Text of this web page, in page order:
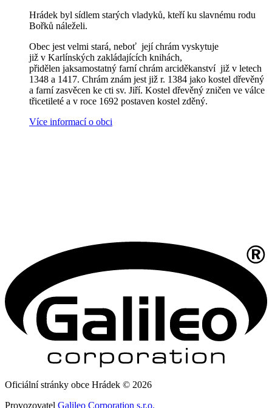
Hrádek byl sídlem starých vladyků, kteří ku slavnému rodu
Bořků náleželi.
Obec jest velmi stará, neboť její chrám vyskytuje
již v Karlínských zakládajících knihách,
přidělen jaksamostatný farní chrám arciděkanství již v letech
1348 a 1417. Chrám znám jest již r. 1384 jako kostel dřevěný
a farní zasvěcen ke cti sv. Jiří. Kostel dřevěný zničen ve válce
třicetileté a v roce 1692 postaven kostel zděný.
Více informací o obci
Oficiální stránky obce Hrádek © 2026
Provozovatel Galileo Corporation s.r.o.